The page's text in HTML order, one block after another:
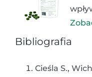
Bibliografia
Cieśla S.,